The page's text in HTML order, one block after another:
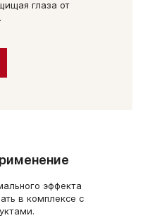
глаза от
эффекта
в комплексе с